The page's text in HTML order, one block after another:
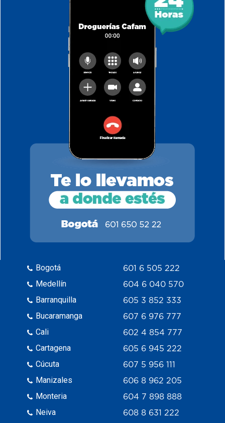
Bogotá
Medellín
Barranquilla
Bucaramanga
Cali
Cartagena
Cúcuta
Manizales
Monteria
Neiva
601 6 505 222
604 6 040 570
605 3 852 333
607 6 976 777
602 4 854 777
605 6 945 222
607 5 956 111
606 8 962 205
604 7 898 888
608 8 631 222